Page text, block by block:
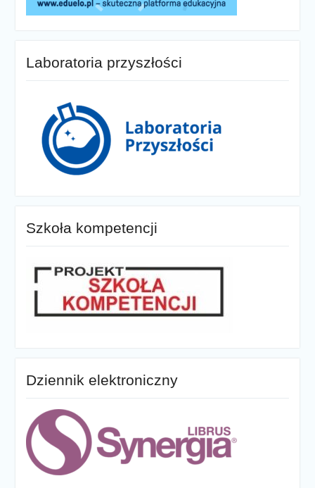
Laboratoria przyszłości
Szkoła kompetencji
Dziennik elektroniczny